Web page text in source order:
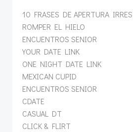
10 FRASES DE APERTURA
ROMPER EL HIELO
ENCUENTROS SENIOR
YOUR DATE LINK
ONE NIGHT DATE LINK
MEXICAN CUPID
ENCUENTROS SENIOR
CDATE
CASUAL DT
CLICK & FLIRT